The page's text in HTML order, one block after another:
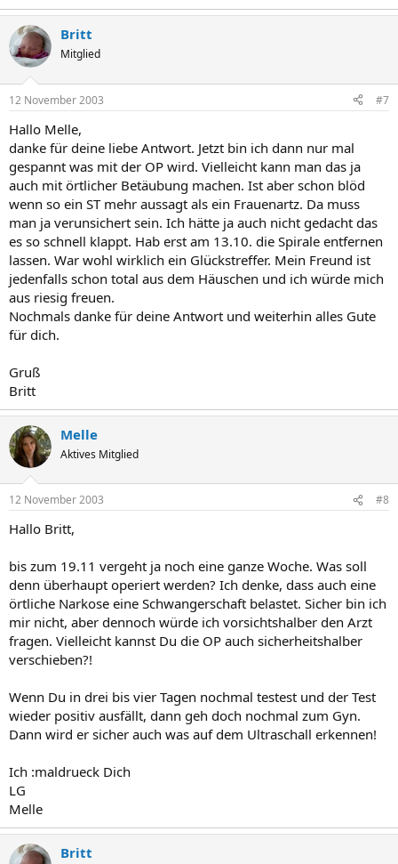
Britt
Mitglied
12 November 2003 #7
Hallo Melle,
danke für deine liebe Antwort. Jetzt bin ich dann nur mal
gespannt was mit der OP wird. Vielleicht kann man das ja
auch mit örtlicher Betäubung machen. Ist aber schon blöd
wenn so ein ST mehr aussagt als ein Frauenartz. Da muss
man ja verunsichert sein. Ich hätte ja auch nicht gedacht das
es so schnell klappt. Hab erst am 13.10. die Spirale entfernen
lassen. War wohl wirklich ein Glückstreffer. Mein Freund ist
jedenfalls schon total aus dem Häuschen und ich würde mich
aus riesig freuen.
Nochmals danke für deine Antwort und weiterhin alles Gute
für dich.
Gruß
Britt
Melle
Aktives Mitglied
12 November 2003 #8
Hallo Britt,
bis zum 19.11 vergeht ja noch eine ganze Woche. Was soll
denn überhaupt operiert werden? Ich denke, dass auch eine
örtliche Narkose eine Schwangerschaft belastet. Sicher bin ich
mir nicht, aber dennoch würde ich vorsichtshalber den Arzt
fragen. Vielleicht kannst Du die OP auch sicherheitshalber
verschieben?!
Wenn Du in drei bis vier Tagen nochmal testest und der Test
wieder positiv ausfällt, dann geh doch nochmal zum Gyn.
Dann wird er sicher auch was auf dem Ultraschall erkennen!
Ich :maldrueck Dich
LG
Melle
Britt